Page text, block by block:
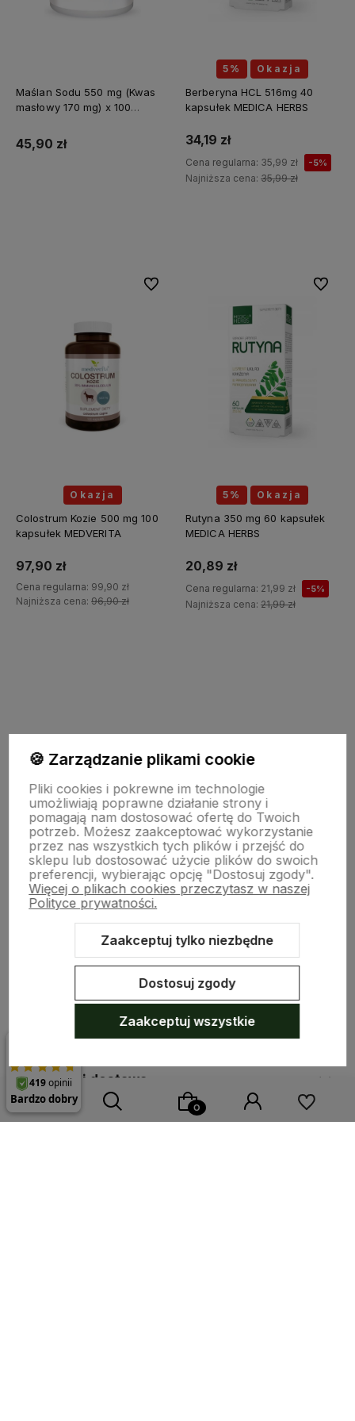
Maślan Sodu 550 mg (Kwas
masłowy 170 mg) x 100
45,90 zł
5% Okazja
Berberyna HCL 516mg 40
kapsułek MEDICA HERBS
34,19 zł
Cena regularna: 35,99 zł -5%
Najniższa cena: 35,99 zł
Okazja
Colostrum Kozie 500 mg 100
kapsułek MEDVERITA
97,90 zł
Cena regularna: 99,90 zł
Najniższa cena: 96,90 zł
Do ulubionych
5% Okazja
Rutyna 350 mg 60 kapsułek
MEDICA HERBS
20,89 zł
Cena regularna: 21,99 zł -5%
Najniższa cena: 21,99 zł
Do
Zapisz się na nasz biuletyn – Wpisz adres e-mail
Płatności i dostawa
🍪 Zarządzanie plikami cookie
Pliki cookies i pokrewne im technologie
umożliwiają poprawne działanie strony i
pomagają nam dostosować ofertę do Twoich
potrzeb. Możesz zaakceptować wykorzystanie
przez nas wszystkich tych plików i przejść do
sklepu lub dostosować użycie plików do swoich
preferencji, wybierając opcję "Dostosuj zgody".
Więcej o plikach cookies przeczytasz w naszej
Polityce prywatności.
Zaakceptuj tylko niezbędne
Dostosuj zgody
Zaakceptuj wszystkie